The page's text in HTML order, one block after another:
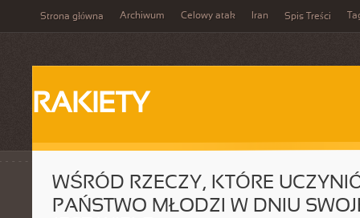
Strona główna Archiwum Celowy atak Iran Spis Treści
RAKIETY
WŚRÓD RZECZY, KTÓRE
PAŃSTWO MŁODZI W DNIU